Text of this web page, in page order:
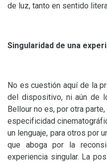
de luz, tanto en sentido
Singularidad de una
No es cuestión aquí de la
del dispositivo, ni aún de
Bellour no es, por otra
especificidad
un lenguaje, para otros por
que aboga por la
experiencia singular. La